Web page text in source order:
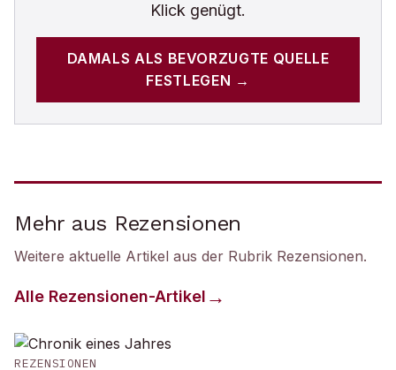
Klick genügt.
DAMALS ALS BEVORZUGTE QUELLE
FESTLEGEN →
Mehr aus Rezensionen
Weitere aktuelle Artikel aus der Rubrik Rezensionen.
Alle Rezensionen-Artikel
REZENSIONEN